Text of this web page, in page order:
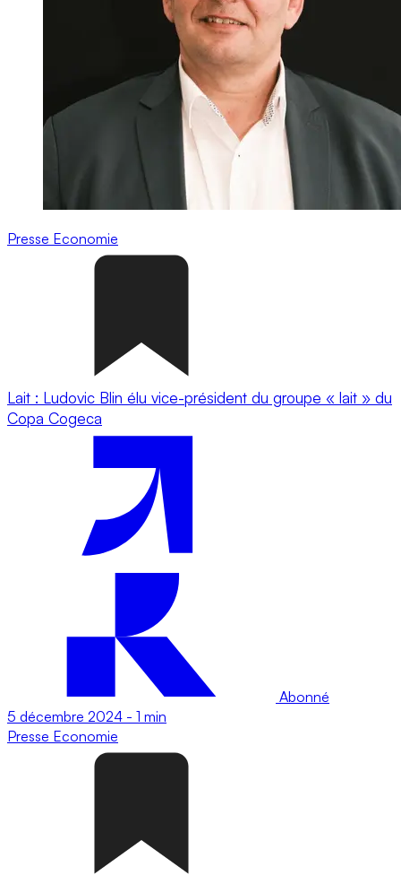
Presse Economie
Lait : Ludovic Blin élu vice-président du groupe « lait » du
Copa Cogeca
Abonné
5 décembre 2024 - 1 min
Presse Economie